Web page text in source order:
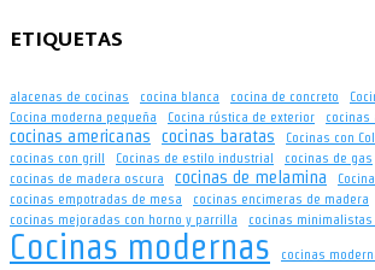
ETIQUETAS
alacenas de cocinas cocina blanca cocina de concreto
Cocina moderna pequeña
Cocina rústica de exterior cocinas
cocinas americanas cocinas baratas
Cocinas con
cocinas con grill
Cocinas de estilo industrial cocinas de gas
cocinas de madera oscura cocinas de melamina
cocinas empotradas de mesa
cocinas encimeras de madera
cocinas mejoradas con horno y parrilla
cocinas minimalistas
Cocinas modernas
cocinas